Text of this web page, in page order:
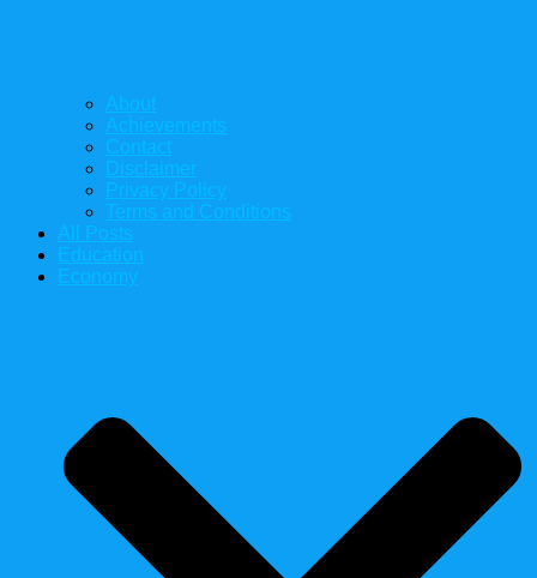
About
Achievements
Contact
Disclaimer
Privacy Policy
Terms and Conditions
All Posts
Education
Economy